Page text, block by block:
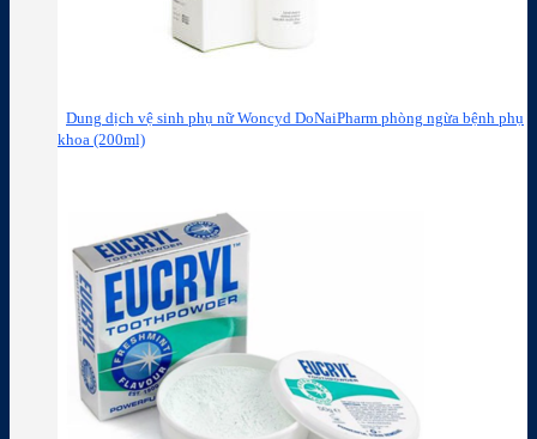
Dung dịch vệ sinh phụ nữ Woncyd DoNaiPharm phòng ngừa bệnh phụ
khoa (200ml)